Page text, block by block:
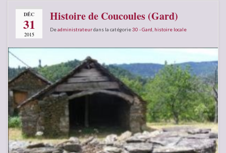
DÉC
31
2015
Histoire de Coucoules (Gard)
Deadministrateurdans la catégorie30 - Gard histoire locale